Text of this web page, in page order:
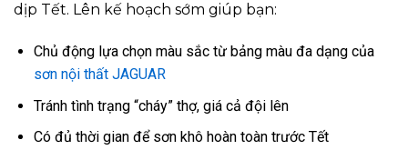
dịp Tết. Lên kế hoạch sớm giúp bạn:
Chủ động lựa chọn màu sắc từ bảng màu đa dạng của
sơn nội thất JAGUAR
Tránh tình trạng “cháy” thợ, giá cả đội lên
Có đủ thời gian để sơn khô hoàn toàn trước Tết